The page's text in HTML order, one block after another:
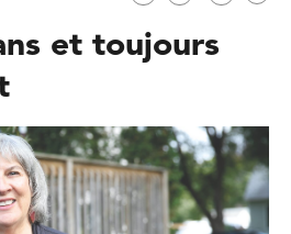
et toujours